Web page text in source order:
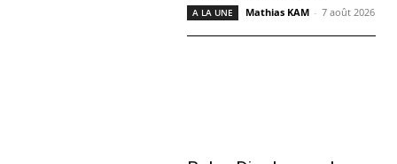
A LA UNE Mathias KAM - 7 août 2026